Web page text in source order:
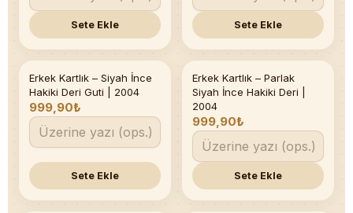
Sete Ekle Sete Ekle
Son 5 adet
Erkek Kartlık – Siyah İnce
Hakiki Deri Guti | 2004
999,90₺
Sete Ekle
Son 4 adet
Erkek Kartlık – Parlak
Siyah İnce Hakiki Deri |
2004
999,90₺
Sete Ekle